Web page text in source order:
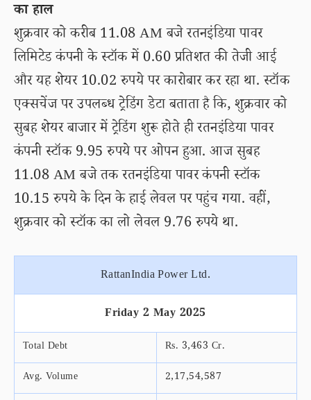
का हाल
शुक्रवार को करीब 11.08 AM बजे रतनइंडिया पावर
लिमिटेड कंपनी के स्टॉक में 0.60 प्रतिशत की तेजी आई
और यह शेयर 10.02 रुपये पर कारोबार कर रहा था. स्टॉक
एक्सचेंज पर उपलब्ध ट्रेडिंग डेटा बताता है कि, शुक्रवार को
सुबह शेयर बाजार में ट्रेडिंग शुरू होते ही रतनइंडिया पावर
कंपनी स्टॉक 9.95 रुपये पर ओपन हुआ. आज सुबह
11.08 AM बजे तक रतनइंडिया पावर कंपनी स्टॉक
10.15 रुपये के दिन के हाई लेवल पर पहुंच गया. वहीं,
शुक्रवार को स्टॉक का लो लेवल 9.76 रुपये था.
RattanIndia Power Ltd.
Friday 2 May 2025
Total Debt
Rs. 3,463 Cr.
Avg. Volume
2,17,54,587